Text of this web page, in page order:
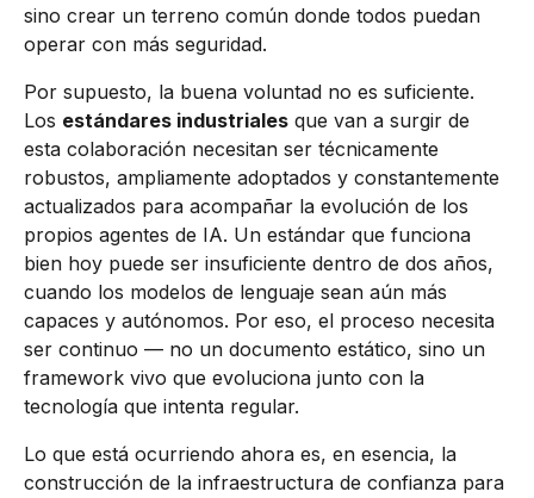
sino crear un terreno común donde todos puedan
operar con más seguridad.
Por supuesto, la buena voluntad no es suficiente.
Los estándares industriales que van a surgir de
esta colaboración necesitan ser técnicamente
robustos, ampliamente adoptados y constantemente
actualizados para acompañar la evolución de los
propios agentes de IA. Un estándar que funciona
bien hoy puede ser insuficiente dentro de dos años,
cuando los modelos de lenguaje sean aún más
capaces y autónomos. Por eso, el proceso necesita
ser continuo — no un documento estático, sino un
framework vivo que evoluciona junto con la
tecnología que intenta regular.
Lo que está ocurriendo ahora es, en esencia, la
construcción de la infraestructura de confianza para